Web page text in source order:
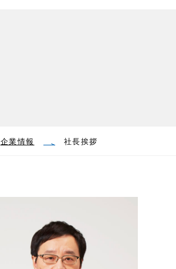
企業情報 社長挨拶